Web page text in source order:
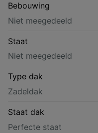
Bebouwing
Niet meegedeeld
Staat
Niet meegedeeld
Type dak
Zadeldak
Staat dak
Perfecte staat